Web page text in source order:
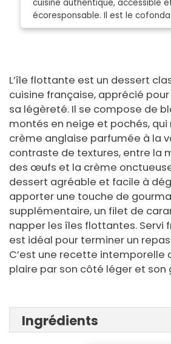
cuisine authentique, accessible
écoresponsable. Il est le
L’île flottante est un dessert
cuisine française, apprécié
sa légèreté. Il se compose de
montés en neige et pochés, qui
crème anglaise parfumée à la
contraste de textures, entre la
des œufs et la crème
dessert agréable et facile à
apporter une touche de
supplémentaire, un filet de
napper les îles flottantes. Servi
est idéal pour terminer un
C’est une recette intemporelle
plaire par son côté léger et son
Ingrédients